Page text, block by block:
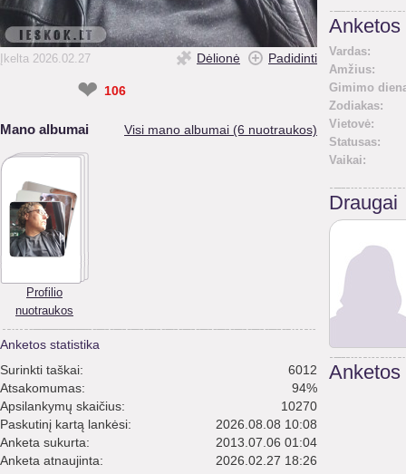
Įkelta 2026.02.27 Dėlionė Padidinti
❤ 106
Mano albumai Visi mano albumai (6 nuotraukos)
Profilio
nuotraukos
Anketos statistika
Surinkti taškai:
6012
Atsakomumas:
94%
Apsilankymų skaičius:
10270
Paskutinį kartą lankėsi:
2026.08.08 10:08
Anketa sukurta:
2013.07.06 01:04
Anketa atnaujinta:
2026.02.27 18:26
Anketos
Vardas:
Amžius:
Gimimo
Zodiakas:
Vietovė:
Statusas:
Vaikai:
Draugai
Anketos